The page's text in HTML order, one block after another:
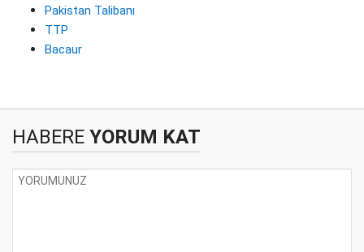
Pakistan Talibanı
TTP
Bacaur
HABERE YORUM KAT